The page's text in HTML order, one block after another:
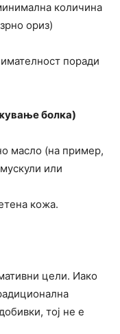
количина
ориз)
поради
болка)
масло (на пример,
или
кожа.
цели. Иако
тој не е